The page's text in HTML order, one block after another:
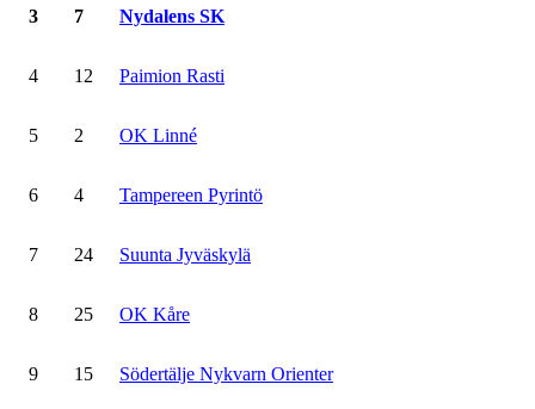
3 7 Nydalens SK
4 12 Paimion Rasti
5 2 OK Linné
6 4 Tampereen Pyrintö
7 24 Suunta Jyväskylä
8 25 OK Kåre
9 15 Södertälje Nykvarn Orienter